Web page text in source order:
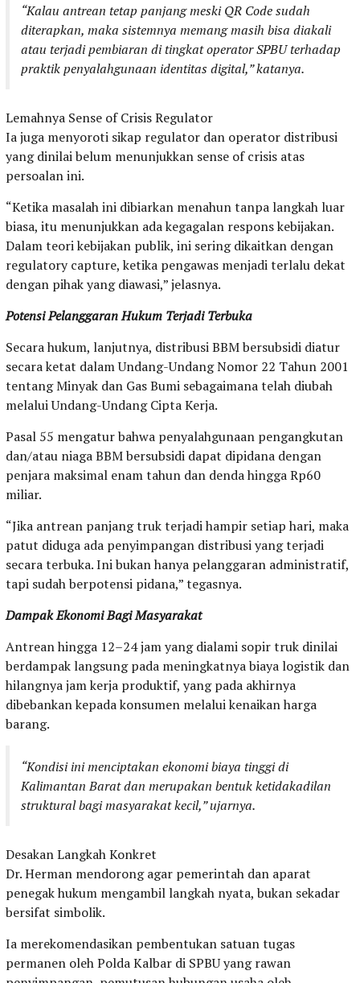
“Kalau antrean tetap panjang meski QR Code sudah
diterapkan, maka sistemnya memang masih bisa diakali
atau terjadi pembiaran di tingkat operator SPBU terhadap
praktik penyalahgunaan identitas digital,” katanya.
Lemahnya Sense of Crisis Regulator
Ia juga menyoroti sikap regulator dan operator distribusi
yang dinilai belum menunjukkan sense of crisis atas
persoalan ini.
“Ketika masalah ini dibiarkan menahun tanpa langkah luar
biasa, itu menunjukkan ada kegagalan respons kebijakan.
Dalam teori kebijakan publik, ini sering dikaitkan dengan
regulatory capture, ketika pengawas menjadi terlalu dekat
dengan pihak yang diawasi,” jelasnya.
Potensi Pelanggaran Hukum Terjadi Terbuka
Secara hukum, lanjutnya, distribusi BBM bersubsidi diatur
secara ketat dalam Undang-Undang Nomor 22 Tahun 2001
tentang Minyak dan Gas Bumi sebagaimana telah diubah
melalui Undang-Undang Cipta Kerja.
Pasal 55 mengatur bahwa penyalahgunaan pengangkutan
dan/atau niaga BBM bersubsidi dapat dipidana dengan
penjara maksimal enam tahun dan denda hingga Rp60
miliar.
“Jika antrean panjang truk terjadi hampir setiap hari, maka
patut diduga ada penyimpangan distribusi yang terjadi
secara terbuka. Ini bukan hanya pelanggaran administratif,
tapi sudah berpotensi pidana,” tegasnya.
Dampak Ekonomi Bagi Masyarakat
Antrean hingga 12–24 jam yang dialami sopir truk dinilai
berdampak langsung pada meningkatnya biaya logistik dan
hilangnya jam kerja produktif, yang pada akhirnya
dibebankan kepada konsumen melalui kenaikan harga
barang.
“Kondisi ini menciptakan ekonomi biaya tinggi di
Kalimantan Barat dan merupakan bentuk ketidakadilan
struktural bagi masyarakat kecil,” ujarnya.
Desakan Langkah Konkret
Dr. Herman mendorong agar pemerintah dan aparat
penegak hukum mengambil langkah nyata, bukan sekadar
bersifat simbolik.
Ia merekomendasikan pembentukan satuan tugas
permanen oleh Polda Kalbar di SPBU yang rawan